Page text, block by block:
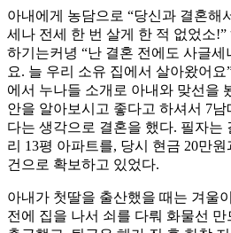
아내에게 농담으로 “당신과 결혼해
세나 전세 한 번 살게 한 적 없었소
하기는커녕 “난 결혼 전에도 사글세
요. 늘 우리 소유 집에서 살아왔어요
에서 누나들 소개로 아내와 맞선을
안을 알아보시고 좋다고 하셔서 7
다는 생각으로 결혼을 했다. 필자는
리 13평 아파트를, 당시 현금 20만
건으로 확보하고 있었다.
아내가 첫딸을 출산했을 때는 겨울
전에 집을 나서 쇠를 다뤄 화물선 만